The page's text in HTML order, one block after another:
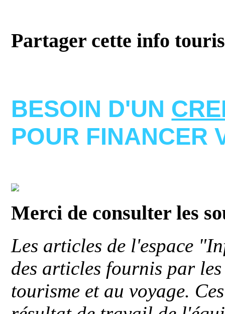
Partager cette info
BESOIN D'UN
POUR FINANCER
Merci de consulter les
Les articles de l'espace
des articles fournis par
tourisme et au voyage.